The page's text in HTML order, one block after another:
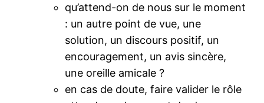
qu’attend-on de nous sur le moment
: un autre point de vue, une
solution, un discours positif, un
encouragement, un avis sincère,
une oreille amicale ?
en cas de doute, faire valider le rôle